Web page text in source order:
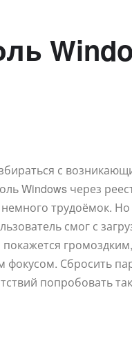
с
Windows через
немного трудоёмок.
смог с
фокусом. Сбросить
попробовать